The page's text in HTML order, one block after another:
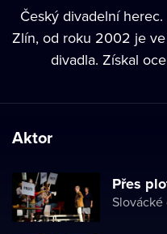
Český divadelní
Zlín, od roku 2002 je
divadla. Získal
Aktor
Přes